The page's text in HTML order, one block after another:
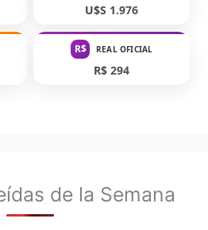
U$S 1.976
R$ REAL OFICIAL
R$ 294
de la Semana